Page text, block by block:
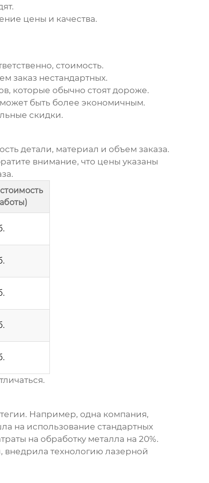
цены и качества.
стоимость.
заказ нестандартных.
которые обычно стоят дороже.
быть более экономичным.
скидки.
детали, материал и объем заказа.
внимание, что цены указаны
Например, одна компания,
на использование стандартных
на обработку металла на 20%.
технологию лазерной